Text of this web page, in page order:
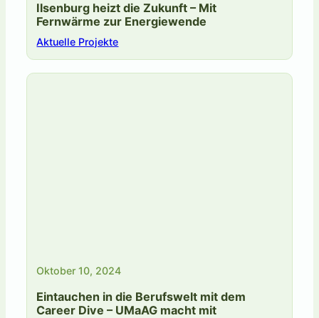
Ilsenburg heizt die Zukunft – Mit
Fernwärme zur Energiewende
Aktuelle Projekte
Oktober 10, 2024
Eintauchen in die Berufswelt mit dem
Career Dive – UMaAG macht mit